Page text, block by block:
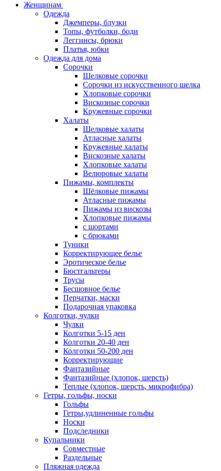
Женщинам
Одежда
Джемперы, блузки
Топы, футболки, боди
Леггинсы, брюки
Платья, юбки
Одежда для дома
Сорочки
Шелковые сорочки
Сорочки из искусственного шелка
Хлопковые сорочки
Вискозные сорочки
Кружевные сорочки
Халаты
Шелковые халаты
Атласные халаты
Кружевные халаты
Вискозные халаты
Хлопковые халаты
Велюровые халаты
Пижамы, комплекты
Шёлковые пижамы
Атласные пижамы
Пижамы из вискозы
Хлопковые пижамы
с шортами
с брюками
Туники
Корректирующее белье
Эротическое белье
Бюстгальтеры
Трусы
Бесшовное белье
Перчатки, маски
Подарочная упаковка
Колготки, чулки
Чулки
Колготки 5-15 ден
Колготки 20-40 ден
Колготки 50-200 ден
Корректирующие
Фантазийные
Фантазийные (хлопок, шерсть)
Теплые (хлопок, шерсть, микрофибра)
Гетры, гольфы, носки
Гольфы
Гетры,удлиненные гольфы
Носки
Подследники
Купальники
Совместные
Раздельные
Пляжная одежда